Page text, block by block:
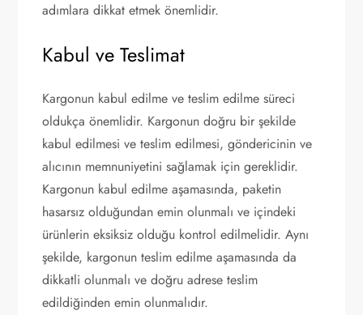
adımlara dikkat etmek önemlidir.
Kabul ve Teslimat
Kargonun kabul edilme ve teslim edilme süreci
oldukça önemlidir. Kargonun doğru bir şekilde
kabul edilmesi ve teslim edilmesi, göndericinin ve
alıcının memnuniyetini sağlamak için gereklidir.
Kargonun kabul edilme aşamasında, paketin
hasarsız olduğundan emin olunmalı ve içindeki
ürünlerin eksiksiz olduğu kontrol edilmelidir. Aynı
şekilde, kargonun teslim edilme aşamasında da
dikkatli olunmalı ve doğru adrese teslim
edildiğinden emin olunmalıdır.